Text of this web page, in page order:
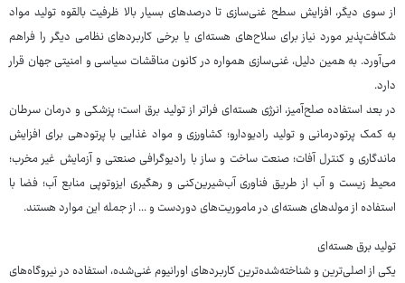
از سوی دیگر، افزایش سطح غنی‌سازی تا درصدهای بسیار بالا ظرفیت بالقوه تولید مواد
شکافت‌پذیر مورد نیاز برای سلاح‌های هسته‌ای یا برخی کاربردهای نظامی دیگر را فراهم
می‌آورد. به همین دلیل، غنی‌سازی همواره در کانون مناقشات سیاسی و امنیتی جهان قرار
دارد.
در بعد استفاده صلح‌آمیز، انرژی هسته‌ای فراتر از تولید برق است؛ پزشکی و درمان سرطان
به کمک پرتودرمانی و تولید رادیودارو؛ کشاورزی و مواد غذایی با پرتودهی برای افزایش
ماندگاری و کنترل آفات؛ صنعت ساخت و ساز با رادیوگرافی صنعتی و آزمایش غیر مخرب؛
محیط زیست و آب از طریق فناوری آب‌شیرین‌کنی و رهگیری ایزوتوپی منابع آب؛ فضا با
استفاده از مولدهای هسته‌ای در ماموریت‌های دوردست و ... از جمله این موارد هستند.
تولید برق هسته‌ای
یکی از اصلی‌ترین و شناخته‌شده‌ترین کاربردهای اورانیوم غنی‌شده، استفاده در نیروگاه‌های